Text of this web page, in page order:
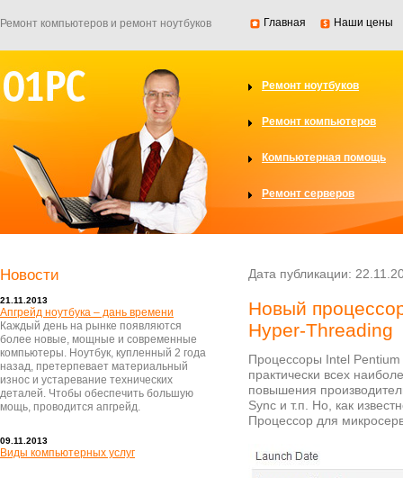
Ремонт компьютеров и ремонт ноутбуков Главная Наши цены
Ремонт ноутбуков
Ремонт компьютеров
Компьютерная помощь
Ремонт серверов
Дата публикации:
Новый
Hyper-Threading
Процессоры Intel
практически всех
повышения
Sync и т.п. Но, как
Процессор для
Новости
21.11.2013
Апгрейд ноутбука – дань времени
Каждый день на рынке появляются
более новые, мощные и современные
компьютеры. Ноутбук, купленный 2 года
назад, претерпевает материальный
износ и устаревание технических
деталей. Чтобы обеспечить большую
мощь, проводится апгрейд.
09.11.2013
Виды компьютерных услуг